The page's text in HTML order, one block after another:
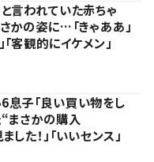
言われていた赤ちゃ
かの姿に…「きゃああ」
「客観的にイケメン」
息子「良い買い物をし
まさかの購入
た！」「いいセンス」